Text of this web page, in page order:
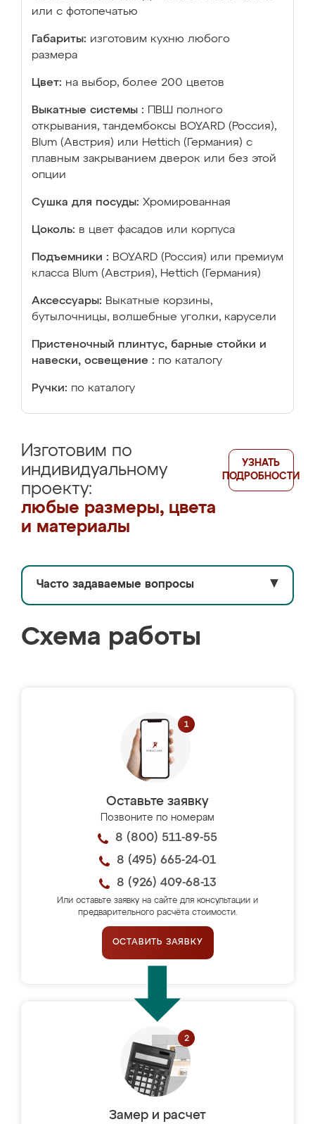
или с фотопечатью
Габариты: изготовим кухню любого
размера
Цвет: на выбор, более 200 цветов
Выкатные системы :
ПВШ полного
открывания, тандембоксы BOYARD (Россия),
Blum (Австрия) или Hettich (Германия) с
плавным закрыванием дверок или без этой
опции
Сушка для посуды: Хромированная
Цоколь: в цвет фасадов или корпуса
Подъемники : BOYARD (Россия) или премиум
класса Blum (Австрия), Hettich (Германия)
Аксессуары: Выкатные корзины,
бутылочницы, волшебные уголки, карусели
Пристеночный плинтус, барные стойки и
навески, освещение : по каталогу
Ручки: по каталогу
Изготовим по
индивидуальному
проекту:
любые размеры, цвета
и материалы
УЗНАТЬ
ПОДРОБНОСТИ
Часто задаваемые вопросы ▼
Схема работы
Оставьте заявку
Позвоните по номерам
8 (800) 511-89-55
8 (495) 665-24-01
8 (926) 409-68-13
Или оставьте заявку на сайте для консультации и
предварительного расчёта стоимости.
ОСТАВИТЬ ЗАЯВКУ
Замер и расчет